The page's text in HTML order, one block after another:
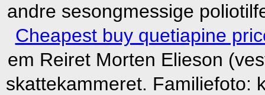
andre sesongmessige
Cheapest buy quetiapine
em Reiret Morten Elieson
skattekammeret. Familiefoto: